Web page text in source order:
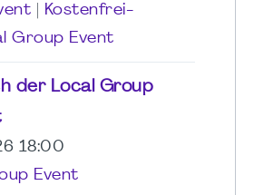
Kostenfrei-
Group Event
der Local Group
18:00
Event